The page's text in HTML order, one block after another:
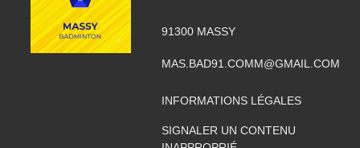
91300 MASSY
MAS.BAD91.COMM@GMAIL.COM
INFORMATIONS LÉGALES
SIGNALER UN CONTENU